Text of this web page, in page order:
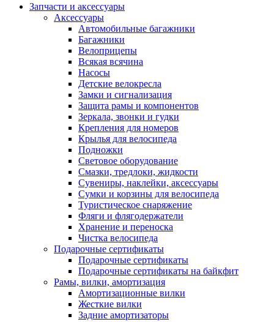
Запчасти и аксессуары
Аксессуары
Автомобильные багажники
Багажники
Велоприцепы
Всякая всячина
Насосы
Детские велокресла
Замки и сигнализация
Защита рамы и компонентов
Зеркала, звонки и гудки
Крепления для номеров
Крылья для велосипеда
Подножки
Световое оборудование
Смазки, тредлоки, жидкости
Сувениры, наклейки, аксессуары
Сумки и корзины для велосипеда
Туристическое снаряжение
Фляги и флягодержатели
Хранение и переноска
Чистка велосипеда
Подарочные сертификаты
Подарочные сертификаты
Подарочные сертификаты на байкфит
Рамы, вилки, амортизация
Амортизационные вилки
Жесткие вилки
Задние амортизаторы